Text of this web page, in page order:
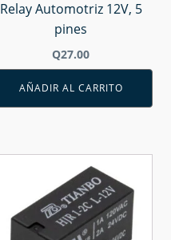
Relay Automotriz 12V, 5
pines
Q27.00
AÑADIR AL CARRITO